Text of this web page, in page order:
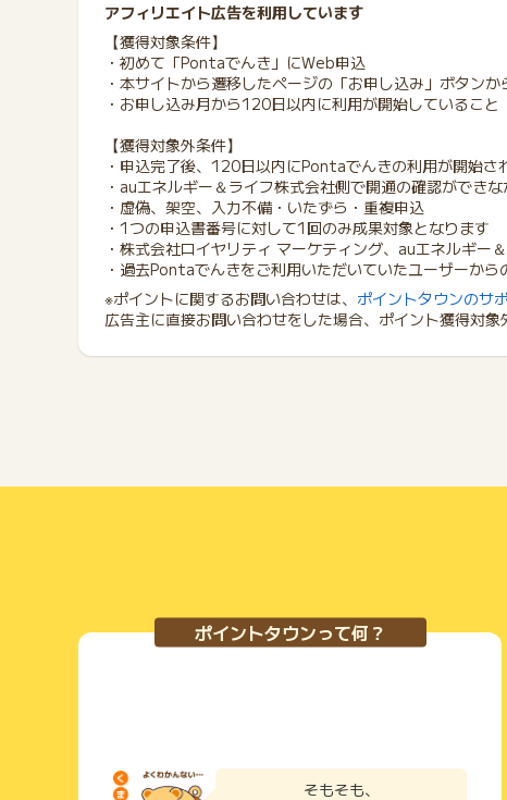
アフィリエイト広告を利用しています
【獲得対象条件】
・初めて「Pontaでんき」にWeb申込
・本サイトから遷移したページの「お申し込み」ボタン
・お申し込み月から120日以内に利用が開始していること
【獲得対象外条件】
・申込完了後、120日以内にPontaでんきの利用が開始さ
・auエネルギー＆ライフ株式会社側で開通の確認ができ
・虚偽、架空、入力不備・いたずら・重複申込
・1つの申込書番号に対して1回のみ成果対象となります
・株式会社ロイヤリティ マーケティング、auエネルギー
・過去Pontaでんきをご利用いただいていたユーザーから
※ポイントに関するお問い合わせは、 ポイントタウンのサ
広告主に直接お問い合わせをした場合、ポイント獲得対象
ポイントタウンって何？
そもそも、